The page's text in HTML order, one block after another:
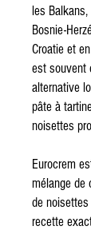
les Balkans,
Bosnie-
Croatie et
est souvent
alternative
pâte à
noisettes
Eurocrem
mélange de
de
recette